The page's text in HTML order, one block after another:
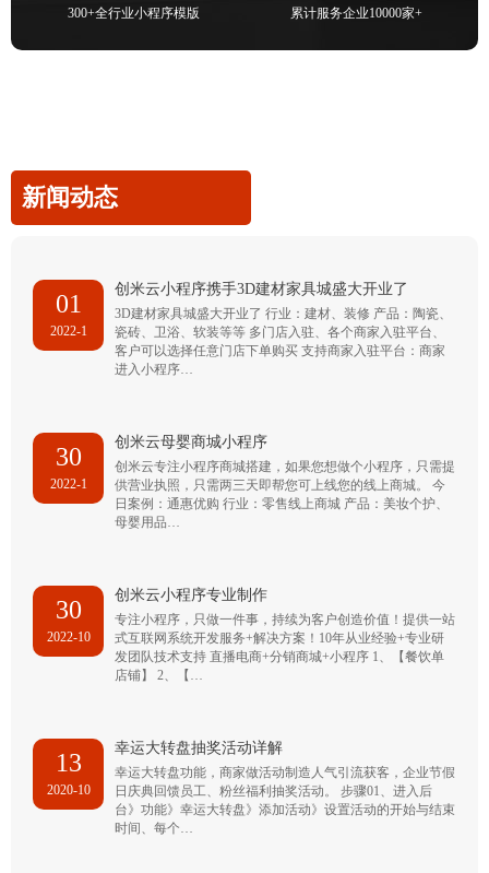
300+全行业小程序模版 累计服务企业10000家+
新闻动态
01
2022-1
创米云小程序携手3D建材家具城盛大开业了
3D建材家具城盛大开业了 行业：建材、装修 产品：陶瓷、
瓷砖、卫浴、软装等等 多门店入驻、各个商家入驻平台、
客户可以选择任意门店下单购买 支持商家入驻平台：商家
进入小程序…
30
2022-1
创米云母婴商城小程序
创米云专注小程序商城搭建，如果您想做个小程序，只需提
供营业执照，只需两三天即帮您可上线您的线上商城。 今
日案例：通惠优购 行业：零售线上商城 产品：美妆个护、
母婴用品…
30
2022-10
创米云小程序专业制作
专注小程序，只做一件事，持续为客户创造价值！提供一站
式互联网系统开发服务+解决方案！10年从业经验+专业研
发团队技术支持 直播电商+分销商城+小程序 1、【餐饮单
店铺】 2、【…
13
2020-10
幸运大转盘抽奖活动详解
幸运大转盘功能，商家做活动制造人气引流获客，企业节假
日庆典回馈员工、粉丝福利抽奖活动。 步骤01、进入后
台》功能》幸运大转盘》添加活动》设置活动的开始与结束
时间、每个…